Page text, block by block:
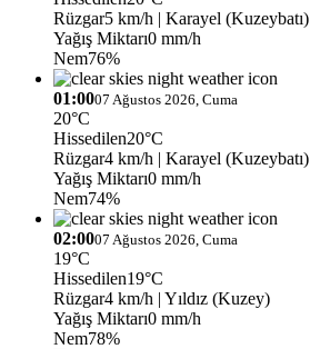
Rüzgar5 km/h | Karayel (Kuzeybatı)
Yağış Miktarı0 mm/h
Nem76%
01:0007 Ağustos 2026, Cuma
20°C
Hissedilen20°C
Rüzgar4 km/h | Karayel (Kuzeybatı)
Yağış Miktarı0 mm/h
Nem74%
02:0007 Ağustos 2026, Cuma
19°C
Hissedilen19°C
Rüzgar4 km/h | Yıldız (Kuzey)
Yağış Miktarı0 mm/h
Nem78%